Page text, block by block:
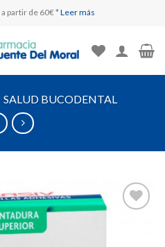
a partir de 60€ * Leer más
SALUD BUCODENTAL